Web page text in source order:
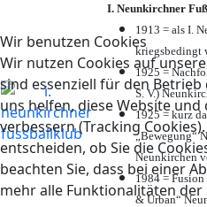
Wir benutzen Cookies
Wir nutzen Cookies auf
sind essenziell für den
uns helfen, diese Website
verbessern (Tracking
entscheiden, ob Sie die
beachten Sie, dass bei einer
mehr alle Funktionalitäten
I. Neunkirchner
1913 = als I.
kriegsbedingt
1925 =
S. V.)
1925 = kurz
„Bewegung“
Neunkirchen
1984 =
& Urban“